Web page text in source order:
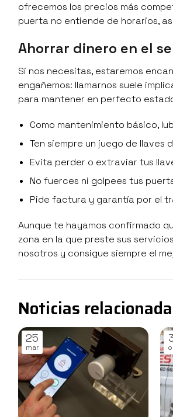
ofrecemos los precios más
puerta no entiende de horarios,
Ahorrar dinero en el
Si nos necesitas, estaremos
engañemos: llamarnos suele
para mantener en perfecto
Como mantenimiento básico,
Ten siempre un juego de llaves
Evita perder o extraviar tus
No fuerces ni golpees tus
Pide factura y garantía por el
Aunque te hayamos confirmado
zona en la que preste sus
nosotros y consigue siempre el
Noticias
25
mar